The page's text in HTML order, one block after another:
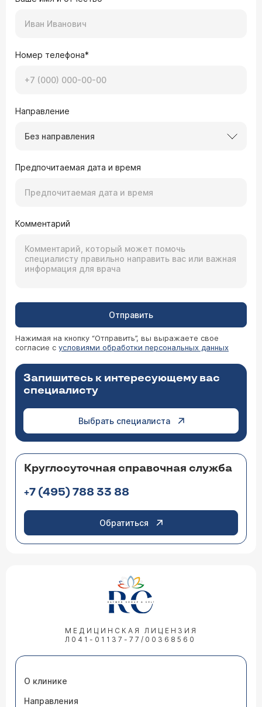
Номер телефона*
Направление
Без направления
Предпочитаемая дата и время
Комментарий
Отправить
Нажимая на кнопку “Отправить”, вы выражаете свое
согласие с условиями обработки персональных данных
Запишитесь к интересующему вас
специалисту
Выбрать специалиста
Круглосуточная справочная служба
+7 (495) 788 33 88
Обратиться
МЕДИЦИНСКАЯ ЛИЦЕНЗИЯ
Л041-01137-77/00368560
О клинике
Направления